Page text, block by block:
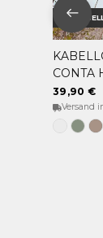
BEST-
CONTA
39,90 €
Versand
Weiß
Grün